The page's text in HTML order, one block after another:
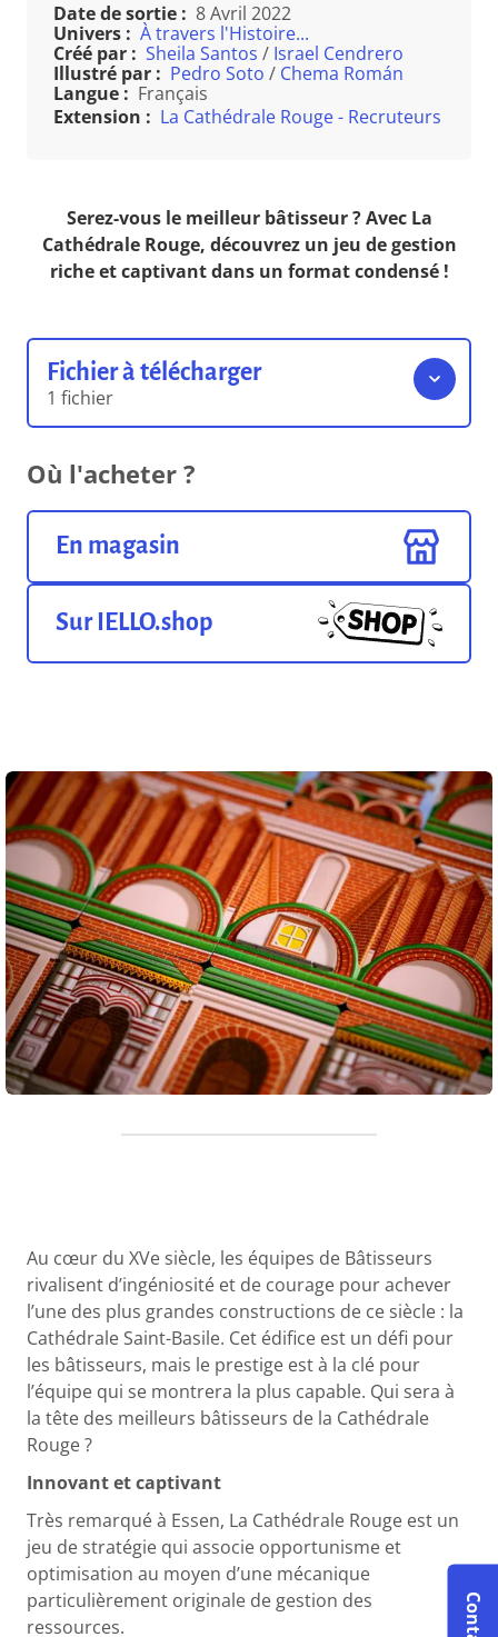
Date de sortie : 8 Avril 2022
Univers : À travers l'Histoire...
Créé par : Sheila Santos / Israel Cendrero
Illustré par : Pedro Soto / Chema Román
Langue : Français
Extension : La Cathédrale Rouge - Recruteurs
Serez-vous le meilleur bâtisseur ? Avec La
Cathédrale Rouge, découvrez un jeu de gestion
riche et captivant dans un format condensé !
Fichier à télécharger
1 fichier
0.00 o Format pdf
Où l'acheter ?
En magasin
Sur IELLO.shop
Au cœur du XVe siècle, les équipes de Bâtisseurs
rivalisent d’ingéniosité et de courage pour achever
l’une des plus grandes constructions de ce siècle : la
Cathédrale Saint-Basile. Cet édifice est un défi pour
les bâtisseurs, mais le prestige est à la clé pour
l’équipe qui se montrera la plus capable. Qui sera à
la tête des meilleurs bâtisseurs de la Cathédrale
Rouge ?
Innovant et captivant
Très remarqué à Essen, La Cathédrale Rouge est un
jeu de stratégie qui associe opportunisme et
optimisation au moyen d’une mécanique
particulièrement originale de gestion des
ressources.